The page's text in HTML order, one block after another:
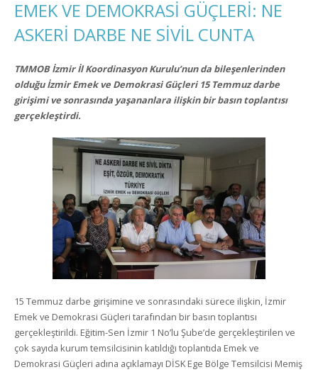
EMEK VE DEMOKRASİ GÜÇLERİ: NE
ASKERİ DARBE NE SİVİL CUNTA
TMMOB İzmir İl Koordinasyon Kurulu’nun da bileşenlerinden
olduğu İzmir Emek ve Demokrasi Güçleri 15 Temmuz darbe
girişimi ve sonrasında yaşananlara ilişkin bir basın toplantısı
gerçekleştirdi.
15 Temmuz darbe girişimine ve sonrasındaki sürece ilişkin, İzmir
Emek ve Demokrasi Güçleri tarafından bir basın toplantısı
gerçekleştirildi. Eğitim-Sen İzmir 1 No’lu Şube’de gerçekleştirilen ve
çok sayıda kurum temsilcisinin katıldığı toplantıda Emek ve
Demokrasi Güçleri adına açıklamayı DİSK Ege Bölge Temsilcisi Memiş